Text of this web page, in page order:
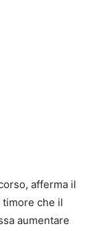
afferma il
che il
aumentare